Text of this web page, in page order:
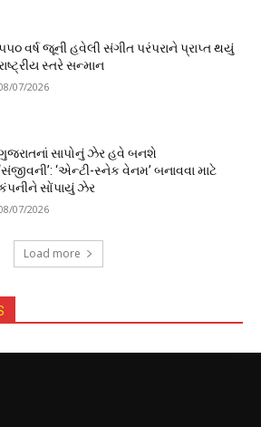
વર્ષ જૂની હવેલી સંગીત પરંપરાને પ્રાપ્ત થયું
સ્તરે સન્માન
07/2026
સાપોનું ઝેર હવે બનશે
‘એન્ટી-સ્નેક વેનમ’ બનાવવા માટે
સોંપાયું ઝેર
07/2026
Load more